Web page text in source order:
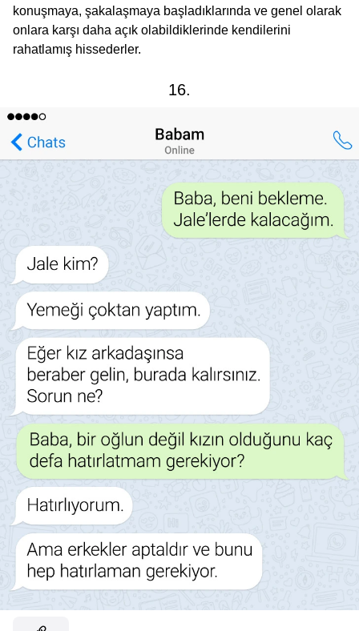
konuşmaya, şakalaşmaya başladıklarında ve genel olarak
onlara karşı daha açık olabildiklerinde kendilerini
rahatlamış hissederler.
16.